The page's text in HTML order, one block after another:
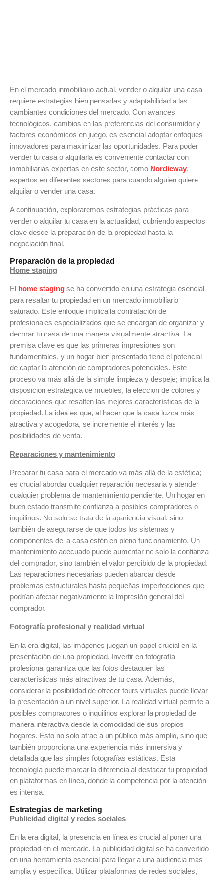
En el mercado inmobiliario actual, vender o alquilar una casa
requiere estrategias bien pensadas y adaptabilidad a las
cambiantes condiciones del mercado. Con avances
tecnológicos, cambios en las preferencias del consumidor y
factores económicos en juego, es esencial adoptar enfoques
innovadores para maximizar las oportunidades. Para poder
vender tu casa o alquilarla es conveniente contactar con
inmobiliarias expertas en este sector, como Nordicway,
expertos en diferentes sectores para cuando alguien quiere
alquilar o vender una casa.
A continuación, exploraremos estrategias prácticas para
vender o alquilar tu casa en la actualidad, cubriendo aspectos
clave desde la preparación de la propiedad hasta la
negociación final.
Preparación de la propiedad
Home staging
El home staging se ha convertido en una estrategia esencial
para resaltar tu propiedad en un mercado inmobiliario
saturado. Este enfoque implica la contratación de
profesionales especializados que se encargan de organizar y
decorar tu casa de una manera visualmente atractiva. La
premisa clave es que las primeras impresiones son
fundamentales, y un hogar bien presentado tiene el potencial
de captar la atención de compradores potenciales. Este
proceso va más allá de la simple limpieza y despeje; implica la
disposición estratégica de muebles, la elección de colores y
decoraciones que resalten las mejores características de la
propiedad. La idea es que, al hacer que la casa luzca más
atractiva y acogedora, se incremente el interés y las
posibilidades de venta.
Reparaciones y mantenimiento
Preparar tu casa para el mercado va más allá de la estética;
es crucial abordar cualquier reparación necesaria y atender
cualquier problema de mantenimiento pendiente. Un hogar en
buen estado transmite confianza a posibles compradores o
inquilinos. No solo se trata de la apariencia visual, sino
también de asegurarse de que todos los sistemas y
componentes de la casa estén en pleno funcionamiento. Un
mantenimiento adecuado puede aumentar no solo la confianza
del comprador, sino también el valor percibido de la propiedad.
Las reparaciones necesarias pueden abarcar desde
problemas estructurales hasta pequeñas imperfecciones que
podrían afectar negativamente la impresión general del
comprador.
Fotografía profesional y realidad virtual
En la era digital, las imágenes juegan un papel crucial en la
presentación de una propiedad. Invertir en fotografía
profesional garantiza que las fotos destaquen las
características más atractivas de tu casa. Además,
considerar la posibilidad de ofrecer tours virtuales puede llevar
la presentación a un nivel superior. La realidad virtual permite a
posibles compradores o inquilinos explorar la propiedad de
manera interactiva desde la comodidad de sus propios
hogares. Esto no solo atrae a un público más amplio, sino que
también proporciona una experiencia más inmersiva y
detallada que las simples fotografías estáticas. Esta
tecnología puede marcar la diferencia al destacar tu propiedad
en plataformas en línea, donde la competencia por la atención
es intensa.
Estrategias de marketing
Publicidad digital y redes sociales
En la era digital, la presencia en línea es crucial al poner una
propiedad en el mercado. La publicidad digital se ha convertido
en una herramienta esencial para llegar a una audiencia más
amplia y específica. Utilizar plataformas de redes sociales,